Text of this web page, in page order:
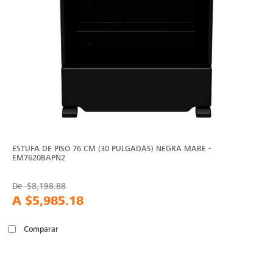
ESTUFA DE PISO 76 CM (30 PULGADAS) NEGRA MABE -
EM7620BAPN2
De$8,198.88
A $5,985.18
Comparar